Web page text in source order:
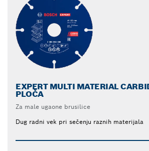
EXPERT MULTI MATERIAL
PLOČA
Za male ugaone brusilice
Dug radni vek pri sečenju raznih materijala